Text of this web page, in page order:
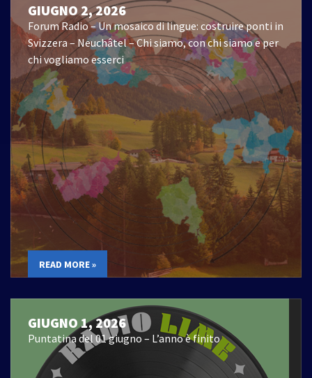
GIUGNO 2, 2026
Forum Radio – Un mosaico di lingue: costruire ponti in
Svizzera – Neuchâtel – Chi siamo, con chi siamo e per
chi vogliamo esserci
READ MORE »
GIUGNO 1, 2026
Puntatina del 01 giugno – L’anno è finito